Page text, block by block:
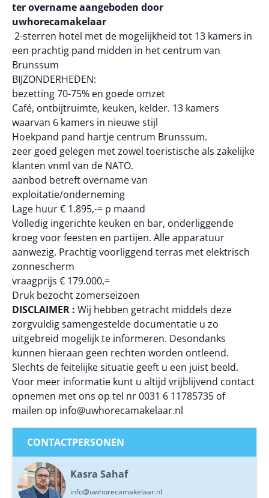
ter overname aangeboden door
uwhorecamakelaar
2-sterren hotel met de mogelijkheid tot 13 kamers in
een prachtig pand midden in het centrum van
Brunssum
BIJZONDERHEDEN:
bezetting 70-75% en goede omzet
Café, ontbijtruimte, keuken, kelder. 13 kamers
waarvan 6 kamers in nieuwe stijl
Hoekpand pand hartje centrum Brunssum.
zeer goed gelegen met zowel toeristische als zakelijke
klanten vnml van de NATO.
aanbod betreft overname van
exploitatie/onderneming
Lage huur € 1.895,-= p maand
Volledig ingerichte keuken en bar, onderliggende
kroeg voor feesten en partijen. Alle apparatuur
aanwezig. Prachtig voorliggend terras met elektrisch
zonnescherm
vraagprijs € 179.000,=
Druk bezocht zomerseizoen
DISCLAIMER : Wij hebben getracht middels deze
zorgvuldig samengestelde documentatie u zo
uitgebreid mogelijk te informeren. Desondanks
kunnen hieraan geen rechten worden ontleend.
Slechts de feitelijke situatie geeft u een juist beeld.
Voor meer informatie kunt u altijd vrijblijvend contact
opnemen met ons op tel nr 0031 6 11785735 of
mailen op info@uwhorecamakelaar.nl
CONTACTPERSONEN
Kasra Sahaf
info@uwhorecamakelaar.nl